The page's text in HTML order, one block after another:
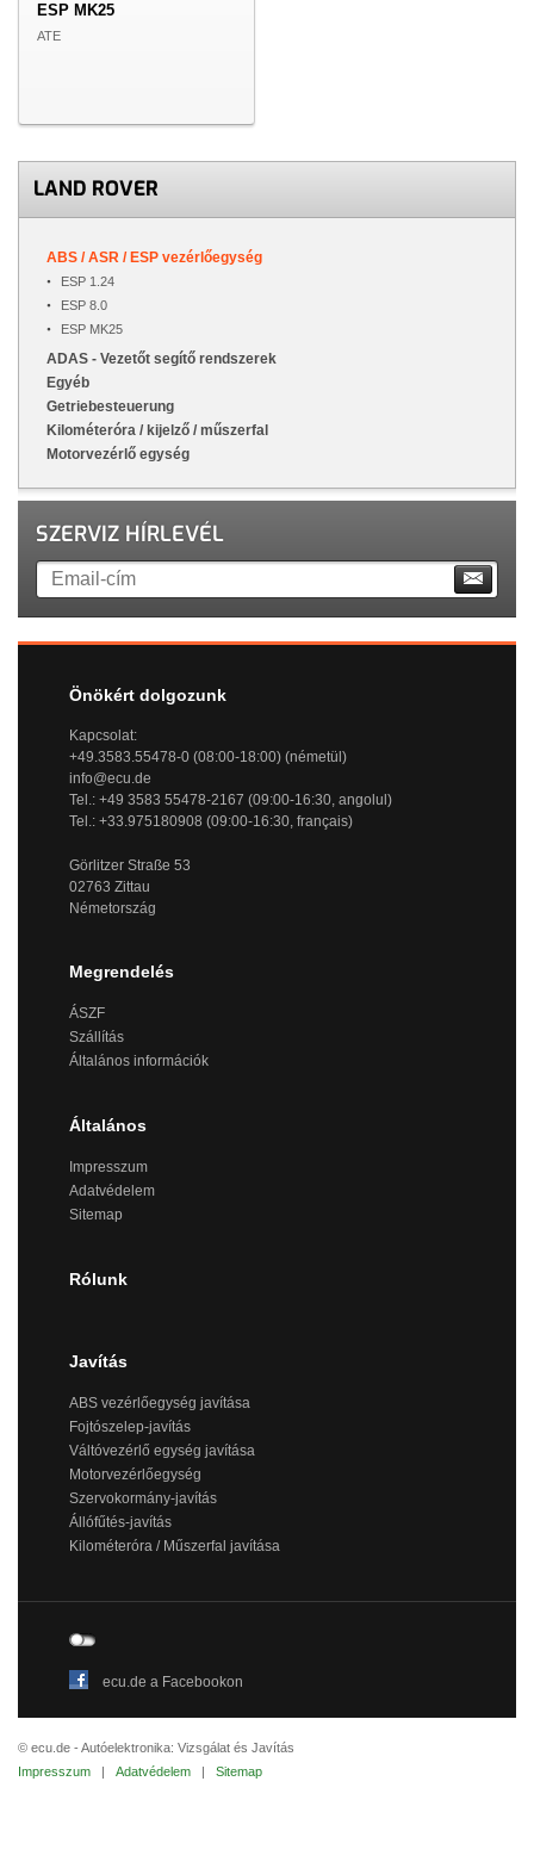
ESP MK25
ATE
LAND ROVER
ABS / ASR / ESP vezérlőegység
ESP 1.24
ESP 8.0
ESP MK25
ADAS - Vezetőt segítő rendszerek
Egyéb
Getriebesteuerung
Kilométeróra / kijelző / műszerfal
Motorvezérlő egység
SZERVIZ HÍRLEVÉL
Önökért dolgozunk
Kapcsolat:
+49.3583.55478-0 (08:00-18:00) (németül)
info@ecu.de
Tel.: +49 3583 55478-2167 (09:00-16:30, angolul)
Tel.: +33.975180908 (09:00-16:30, français)
Görlitzer Straße 53
02763 Zittau
Németország
Megrendelés
ÁSZF
Szállítás
Általános információk
Általános
Impresszum
Adatvédelem
Sitemap
Rólunk
Javítás
ABS vezérlőegység javítása
Fojtószelep-javítás
Váltóvezérlő egység javítása
Motorvezérlőegység
Szervokormány-javítás
Állófűtés-javítás
Kilométeróra / Műszerfal javítása
ecu.de a Facebookon
© ecu.de - Autóelektronika: Vizsgálat és Javítás
Impresszum
| Adatvédelem | Sitemap